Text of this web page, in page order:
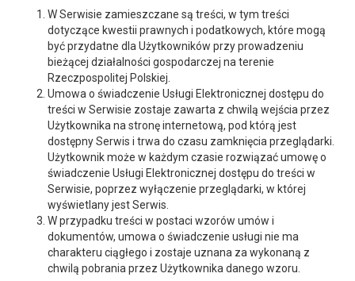
W Serwisie zamieszczane są treści, w tym treści
dotyczące kwestii prawnych i podatkowych, które mogą
być przydatne dla Użytkowników przy prowadzeniu
bieżącej działalności gospodarczej na terenie
Rzeczpospolitej Polskiej.
Umowa o świadczenie Usługi Elektronicznej dostępu do
treści w Serwisie zostaje zawarta z chwilą wejścia przez
Użytkownika na stronę internetową, pod którą jest
dostępny Serwis i trwa do czasu zamknięcia przeglądarki.
Użytkownik może w każdym czasie rozwiązać umowę o
świadczenie Usługi Elektronicznej dostępu do treści w
Serwisie, poprzez wyłączenie przeglądarki, w której
wyświetlany jest Serwis.
W przypadku treści w postaci wzorów umów i
dokumentów, umowa o świadczenie usługi nie ma
charakteru ciągłego i zostaje uznana za wykonaną z
chwilą pobrania przez Użytkownika danego wzoru.